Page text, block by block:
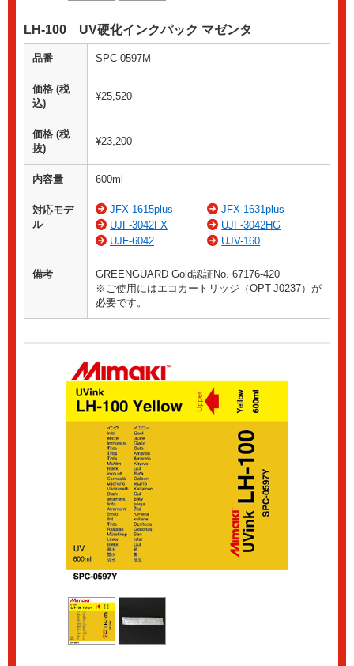
LH-100 UV硬化インクパック マゼンタ
品番 SPC-0597M
価格 (税
込)
¥25,520
価格 (税
抜)
¥23,200
内容量 600ml
対応モデ
ル
JFX-1615plus
JFX-1631plus
UJF-3042FX
UJF-3042HG
UJF-6042
UJV-160
備考
GREENGUARD Gold認証No. 67176-420
※ご使用にはエコカートリッジ（OPT-J0237）が
必要です。